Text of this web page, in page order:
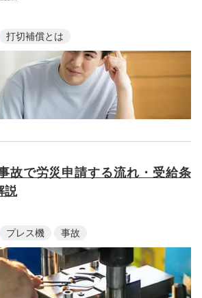
打切補償とは
故で労災申請する流れ・受給条
説
プレス機 事故